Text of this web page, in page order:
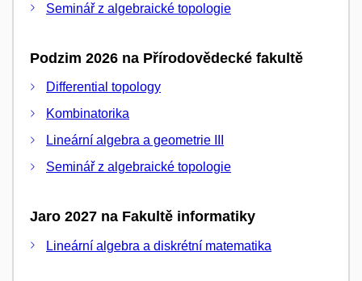
Seminář z algebraické topologie
Podzim 2026 na Přírodovědecké fakultě
Differential topology
Kombinatorika
Lineární algebra a geometrie III
Seminář z algebraické topologie
Jaro 2027 na Fakultě informatiky
Lineární algebra a diskrétní matematika